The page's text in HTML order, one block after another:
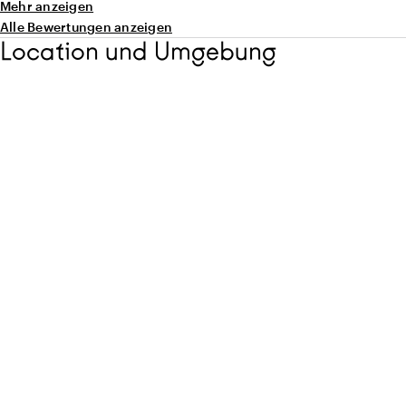
Mehr anzeigen
Alle Bewertungen anzeigen
Location und Umgebung